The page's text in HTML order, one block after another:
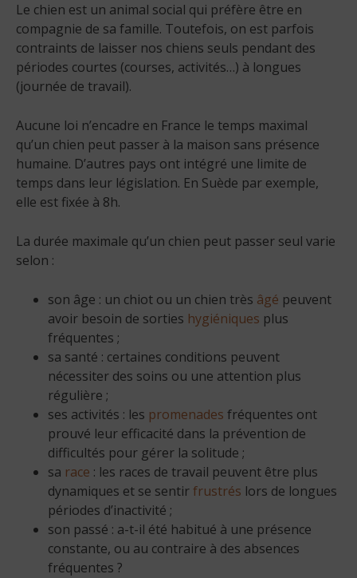
Le chien est un animal social qui préfère être en
compagnie de sa famille. Toutefois, on est parfois
contraints de laisser nos chiens seuls pendant des
périodes courtes (courses, activités…) à longues
(journée de travail).
Aucune loi n’encadre en France le temps maximal
qu’un chien peut passer à la maison sans présence
humaine. D’autres pays ont intégré une limite de
temps dans leur législation. En Suède par exemple,
elle est fixée à 8h.
La durée maximale qu’un chien peut passer seul varie
selon :
son âge : un chiot ou un chien très âgé peuvent
avoir besoin de sorties hygiéniques plus
fréquentes ;
sa santé : certaines conditions peuvent
nécessiter des soins ou une attention plus
régulière ;
ses activités : les promenades fréquentes ont
prouvé leur efficacité dans la prévention de
difficultés pour gérer la solitude ;
sa race : les races de travail peuvent être plus
dynamiques et se sentirfrustrés lors de longues
périodes d’inactivité ;
son passé : a-t-il été habitué à une présence
constante, ou au contraire à des absences
fréquentes ?